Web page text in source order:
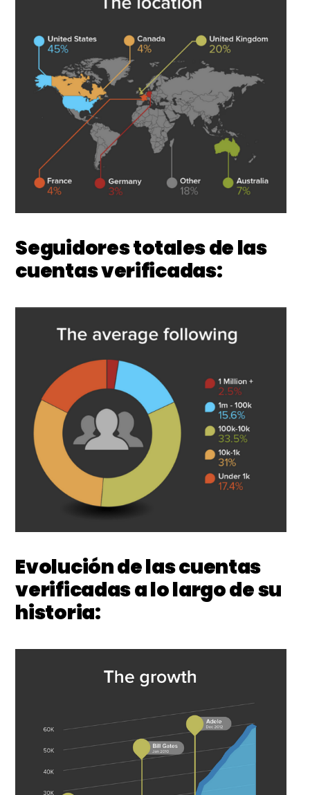
Seguidores totales de las
cuentas verificadas:
Evolución de las cuentas
verificadas a lo largo de su
historia: